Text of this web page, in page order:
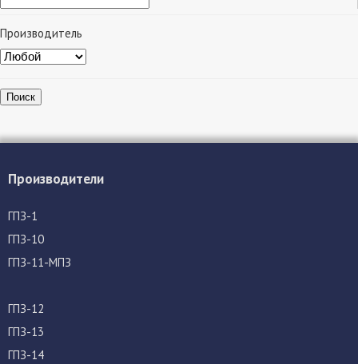
Производитель
Поиск
Производители
ГПЗ-1
ГПЗ-10
ГПЗ-11-МПЗ
ГПЗ-12
ГПЗ-13
ГПЗ-14